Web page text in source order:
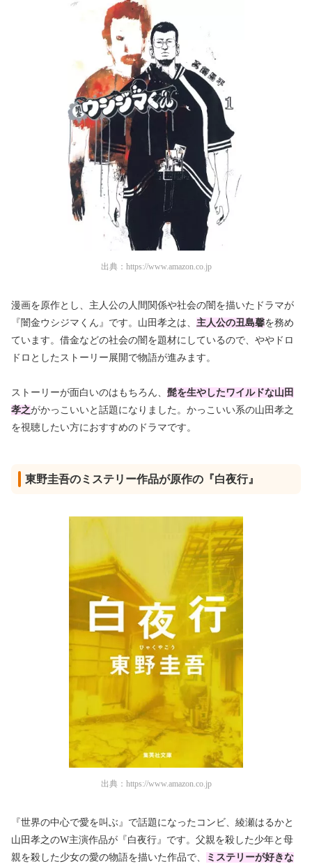
出典： https://www.amazon.co.jp
漫画を原作とし、主人公の人間関係や社会の闇を描いたドラマが
『闇金ウシジマくん』です。山田孝之は、 主人公の丑島馨を務め
ています。借金などの社会の闇を題材にしているので、ややドロ
ドロとしたストーリー展開で物語が進みます。
ストーリーが面白いのはもちろん、 髭を生やしたワイルドな山田
孝之がかっこいいと話題になりました。かっこいい系の山田孝之
を視聴したい方におすすめのドラマです。
東野圭吾のミステリー作品が原作の『白夜行』
出典： https://www.amazon.co.jp
『世界の中心で愛を叫ぶ』で話題になったコンビ、綾瀬はるかと
山田孝之のW主演作品が『白夜行』です。父親を殺した少年と母
親を殺した少女の愛の物語を描いた作品で、
ミステリーが好きな